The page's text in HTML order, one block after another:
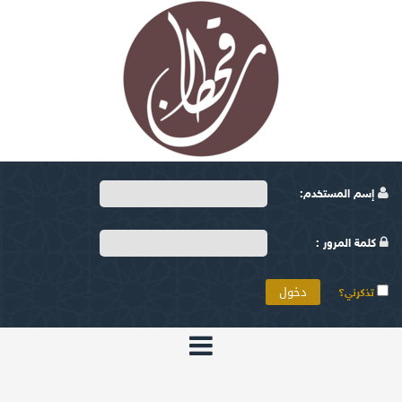
إسم المستخدم:
كلمة المرور :
تذكرني؟